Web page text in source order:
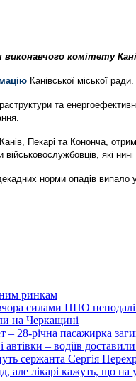
виконавчого комітету
Канівської міської ради.
та
Пекарі та Кононча,
які
норми опадів випало
ринкам
силами ППО
на Черкащині
– 28-річна пасажирка
– водіїв
сержанта Сергія
але лікарі кажуть, що на